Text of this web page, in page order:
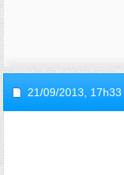
21/09/2013, 17h33